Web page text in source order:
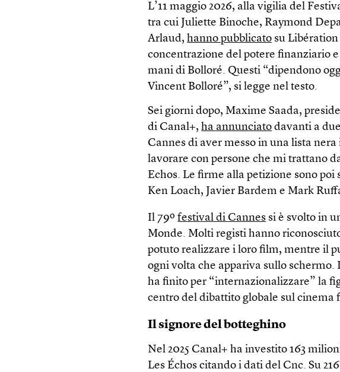
L’11 maggio 2026, alla vigilia del
tra cui Juliette Binoche, Raymond
Arlaud,hanno pubblicato su
concentrazione del potere finanziario
mani di Bolloré. Questi “dipendono
Vincent Bolloré”, si legge nel testo.
Sei giorni dopo, Maxime Saada,
di Canal+,ha annunciato davanti a
Cannes di aver messo in una lista
lavorare con persone che mi trattano
Echos. Le firme alla petizione sono
Ken Loach, Javier Bardem e Mark
Il 79ºfestival di Cannes si è svolto in
Monde. Molti registi hanno
potuto realizzare i loro film, mentre il
ogni volta che appariva sullo
ha finito per “internazionalizzare” la
centro del dibattito globale sul cinema
Il signore del botteghino
Nel 2025 Canal+ ha investito 163
Les Échos citando i dati del Cnc. Su